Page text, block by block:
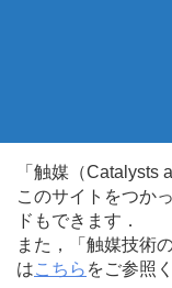
「触媒（
このサイトをつか
ドもできます．
また，「触媒技術
はこちら をご参照